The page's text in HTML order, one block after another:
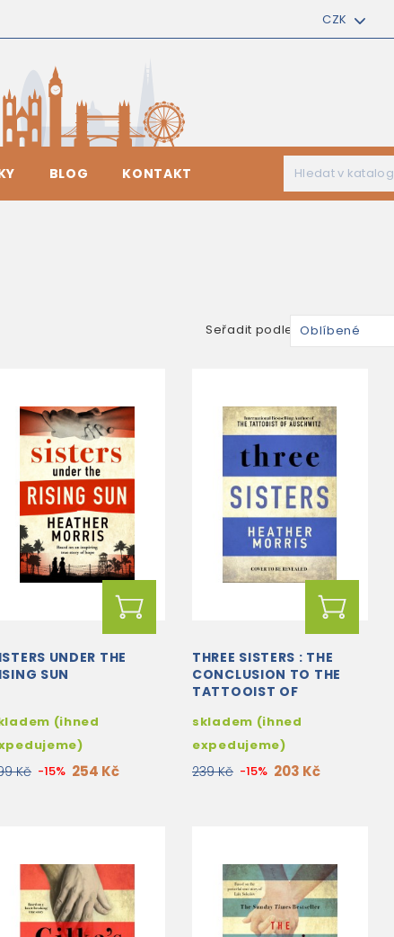
CZK
BLOG KONTAKT
Seřadit podle: Oblíbené
UNDER THE
SUN
(ihned
Kč -15% 254 Kč
THREE SISTERS : THE
CONCLUSION TO THE
TATTOOIST OF
skladem (ihned
expedujeme)
239 Kč -15% 203 Kč